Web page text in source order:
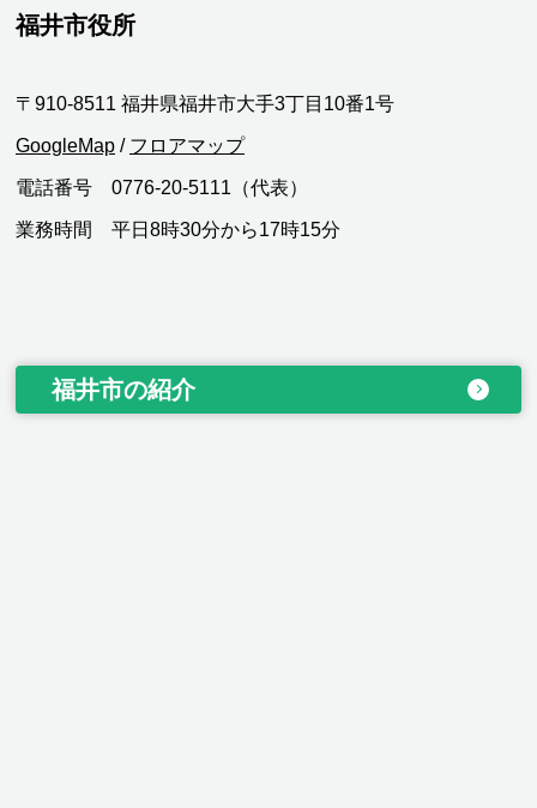
福井市役所
〒910-8511 福井県福井市大手3丁目10番1号
GoogleMap / フロアマップ
電話番号 0776-20-5111（代表）
業務時間 平日8時30分から17時15分
福井市の紹介